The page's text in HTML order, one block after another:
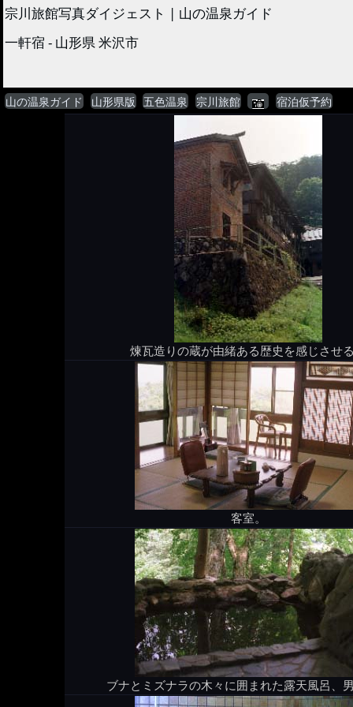
宗川旅館写真ダイジェスト | 山の温泉ガイド
一軒宿 - 山形県 米沢市
山の温泉ガイド 山形県版 五色温泉 宗川旅館 宿泊仮予約
煉瓦造りの蔵が由緒ある歴史を感じさせ
客室。
ブナとミズナラの木々に囲まれた露天風呂、